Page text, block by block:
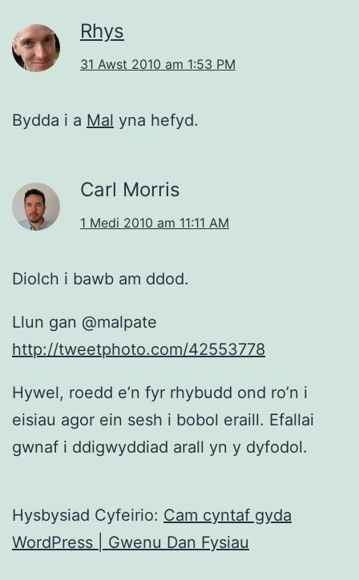
Rhys
31 Awst 2010 am 1:53 PM
Bydda i a Mal yna hefyd.
Carl Morris
1 Medi 2010 am 11:11 AM
Diolch i bawb am ddod.
Llun gan @malpate
http://tweetphoto.com/42553778
Hywel, roedd e’n fyr rhybudd ond ro’n i
eisiau agor ein sesh i bobol eraill. Efallai
gwnaf i ddigwyddiad arall yn y dyfodol.
Hysbysiad Cyfeirio: Cam cyntaf gyda
WordPress | Gwenu Dan Fysiau